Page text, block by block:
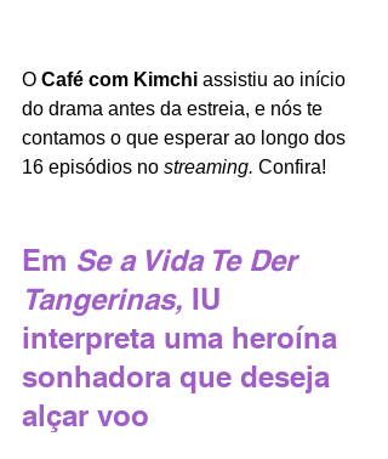
O Café com Kimchi assistiu ao início
do drama antes da estreia, e nós te
contamos o que esperar ao longo dos
16 episódios no streaming. Confira!
Em Se a Vida Te Der
Tangerinas, IU
interpreta uma heroína
sonhadora que deseja
alçar voo